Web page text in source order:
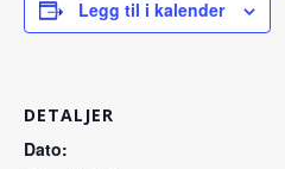
Legg til i kalender
DETALJER
Dato: